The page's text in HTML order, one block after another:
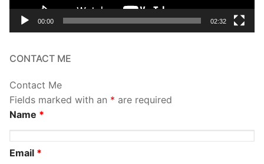
00:00 02:32
CONTACT ME
Contact Me
Fields marked with an * are required
Name *
Email *